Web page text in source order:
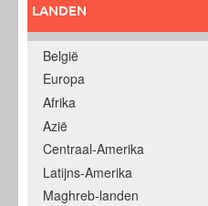
LANDEN
België
Europa
Afrika
Azië
Centraal-Amerika
Latijns-Amerika
Maghreb-landen